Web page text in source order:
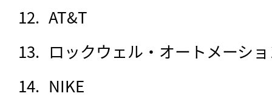
AT&T
ロックウェル・オートメーシ
NIKE